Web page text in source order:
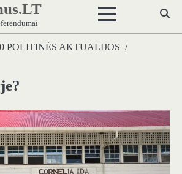
POLITINĖS AKTUALIJOS